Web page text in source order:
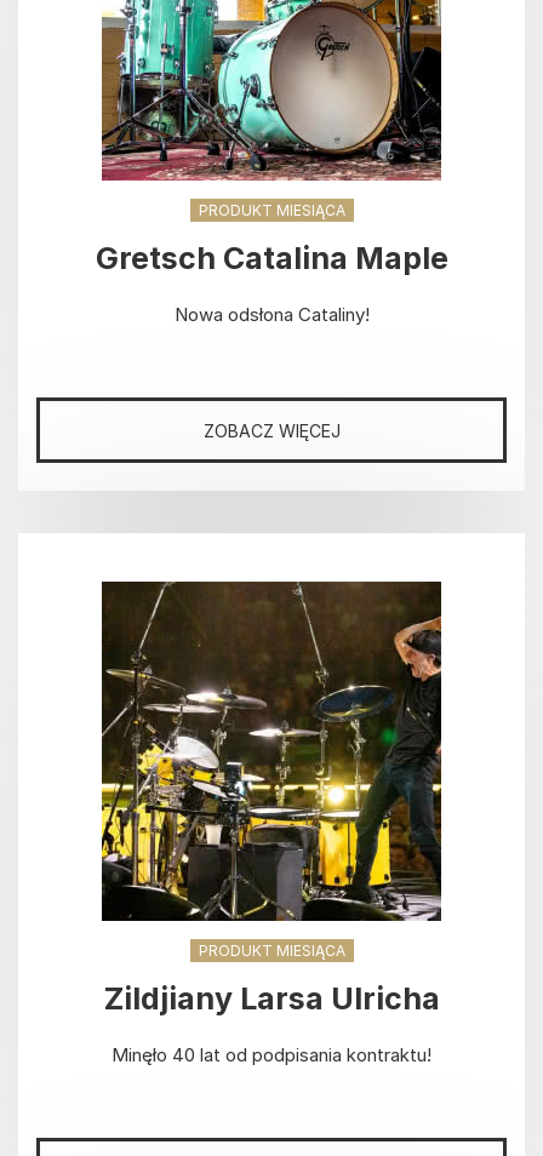
PRODUKT MIESIĄCA
Gretsch Catalina Maple
Nowa odsłona Cataliny!
ZOBACZ WIĘCEJ
PRODUKT MIESIĄCA
Zildjiany Larsa Ulricha
Minęło 40 lat od podpisania kontraktu!